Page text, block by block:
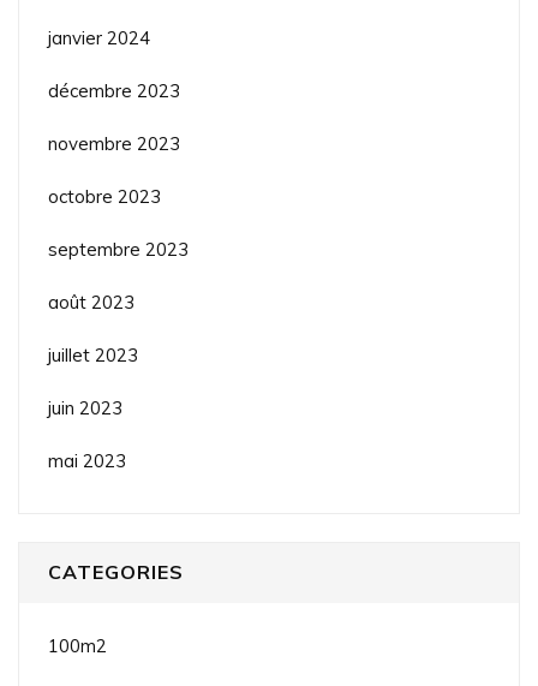
janvier 2024
décembre 2023
novembre 2023
octobre 2023
septembre 2023
août 2023
juillet 2023
juin 2023
mai 2023
CATEGORIES
100m2